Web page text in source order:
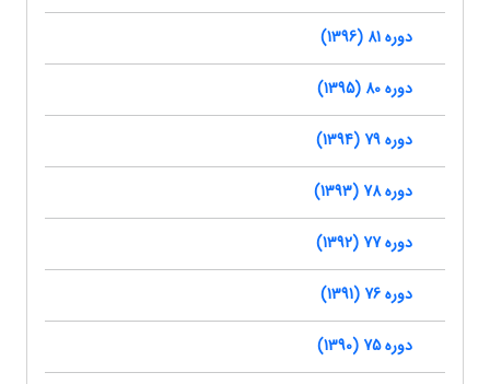
دوره 81 (1396)
دوره 80 (1395)
دوره 79 (1394)
دوره 78 (1393)
دوره 77 (1392)
دوره 76 (1391)
دوره 75 (1390)